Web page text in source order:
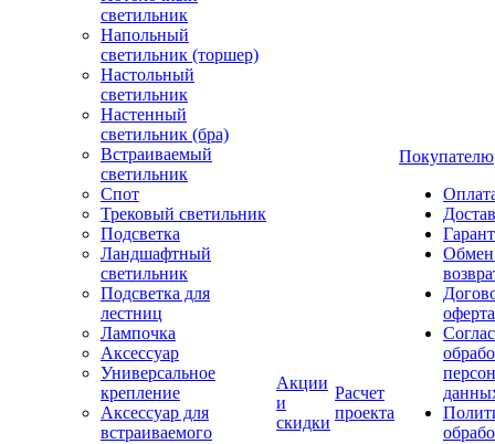
светильник
Напольный
светильник (торшер)
Настольный
светильник
Настенный
светильник (бра)
Встраиваемый
светильник
Спот
Трековый светильник
Подсветка
Ландшафтный
светильник
Подсветка для
лестниц
Лампочка
Аксессуар
Универсальное
крепление
Аксессуар для
встраиваемого
Акции
и
скидки
Расчет
проекта
Покупателю
оферта